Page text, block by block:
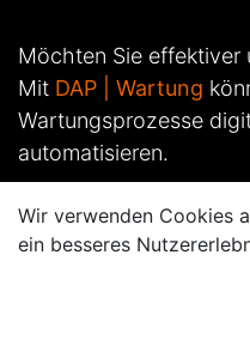
Möchten Sie effektiver
Mit DAP | Wartung
Wartungsprozesse
automatisieren.
Sparen Sie Zeit und
Wesentliche zu
Wir verwenden Cookies
ein besseres